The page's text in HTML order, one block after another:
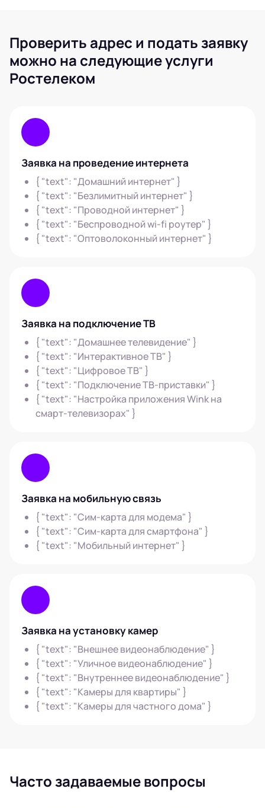
Проверить адрес и подать заявку
можно на следующие услуги
Ростелеком
Заявка на проведение интернета
{ "text": "Домашний интернет" }
{ "text": "Безлимитный интернет" }
{ "text": "Проводной интернет" }
{ "text": "Беспроводной wi-fi роутер" }
{ "text": "Оптоволоконный интернет" }
Заявка на подключение ТВ
{ "text": "Домашнее телевидение" }
{ "text": "Интерактивное ТВ" }
{ "text": "Цифровое ТВ" }
{ "text": "Подключение ТВ-приставки" }
{ "text": "Настройка приложения Wink на
смарт-телевизорах" }
Заявка на мобильную связь
{ "text": "Сим-карта для модема" }
{ "text": "Сим-карта для смартфона" }
{ "text": "Мобильный интернет" }
Заявка на установку камер
{ "text": "Внешнее видеонаблюдение" }
{ "text": "Уличное видеонаблюдение" }
{ "text": "Внутреннее видеонаблюдение" }
{ "text": "Камеры для квартиры" }
{ "text": "Камеры для частного дома" }
Часто задаваемые вопросы